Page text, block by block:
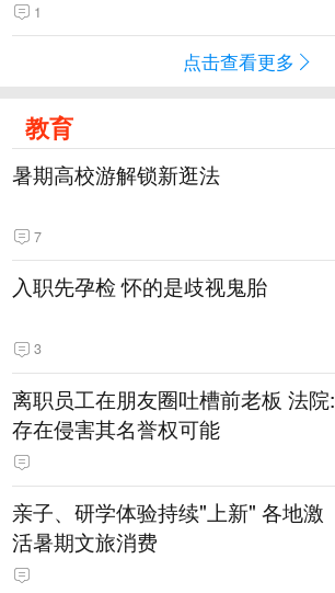
1
点击查看更多
教育
暑期高校游解锁新逛法
7
入职先孕检 怀的是歧视鬼胎
3
离职员工在朋友圈吐槽前老板 法院:
存在侵害其名誉权可能
亲子、研学体验持续"上新" 各地激
活暑期文旅消费